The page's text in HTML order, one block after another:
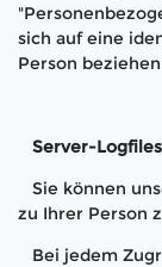
sich auf eine
Person
Server-Logfiles
Sie können
zu Ihrer Person
Bei jedem